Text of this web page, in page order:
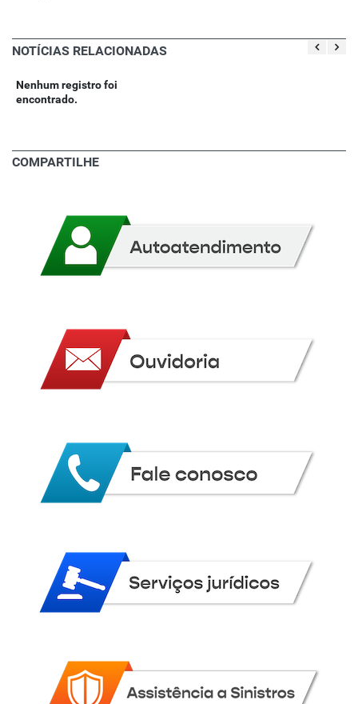
NOTÍCIAS RELACIONADAS
Nenhum registro foi
encontrado.
COMPARTILHE